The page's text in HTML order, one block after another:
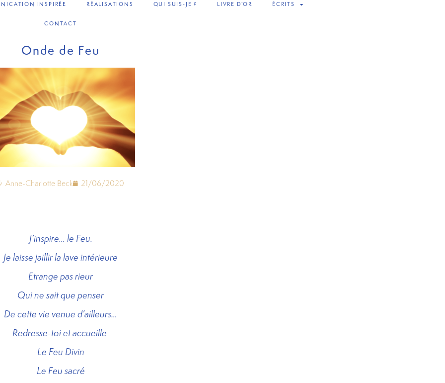
INSPIRÉE RÉALISATIONS QUI SUIS-JE ? LIVRE D’OR ÉCRITS
CONTACT
Onde de Feu
Anne-Charlotte Beck 21/06/2020
J’inspire… le Feu.
Je laisse jaillir la lave intérieure
Etrange pas rieur
Qui ne sait que penser
De cette vie venue d’ailleurs…
Redresse-toi et accueille
Le Feu Divin
Le Feu sacré